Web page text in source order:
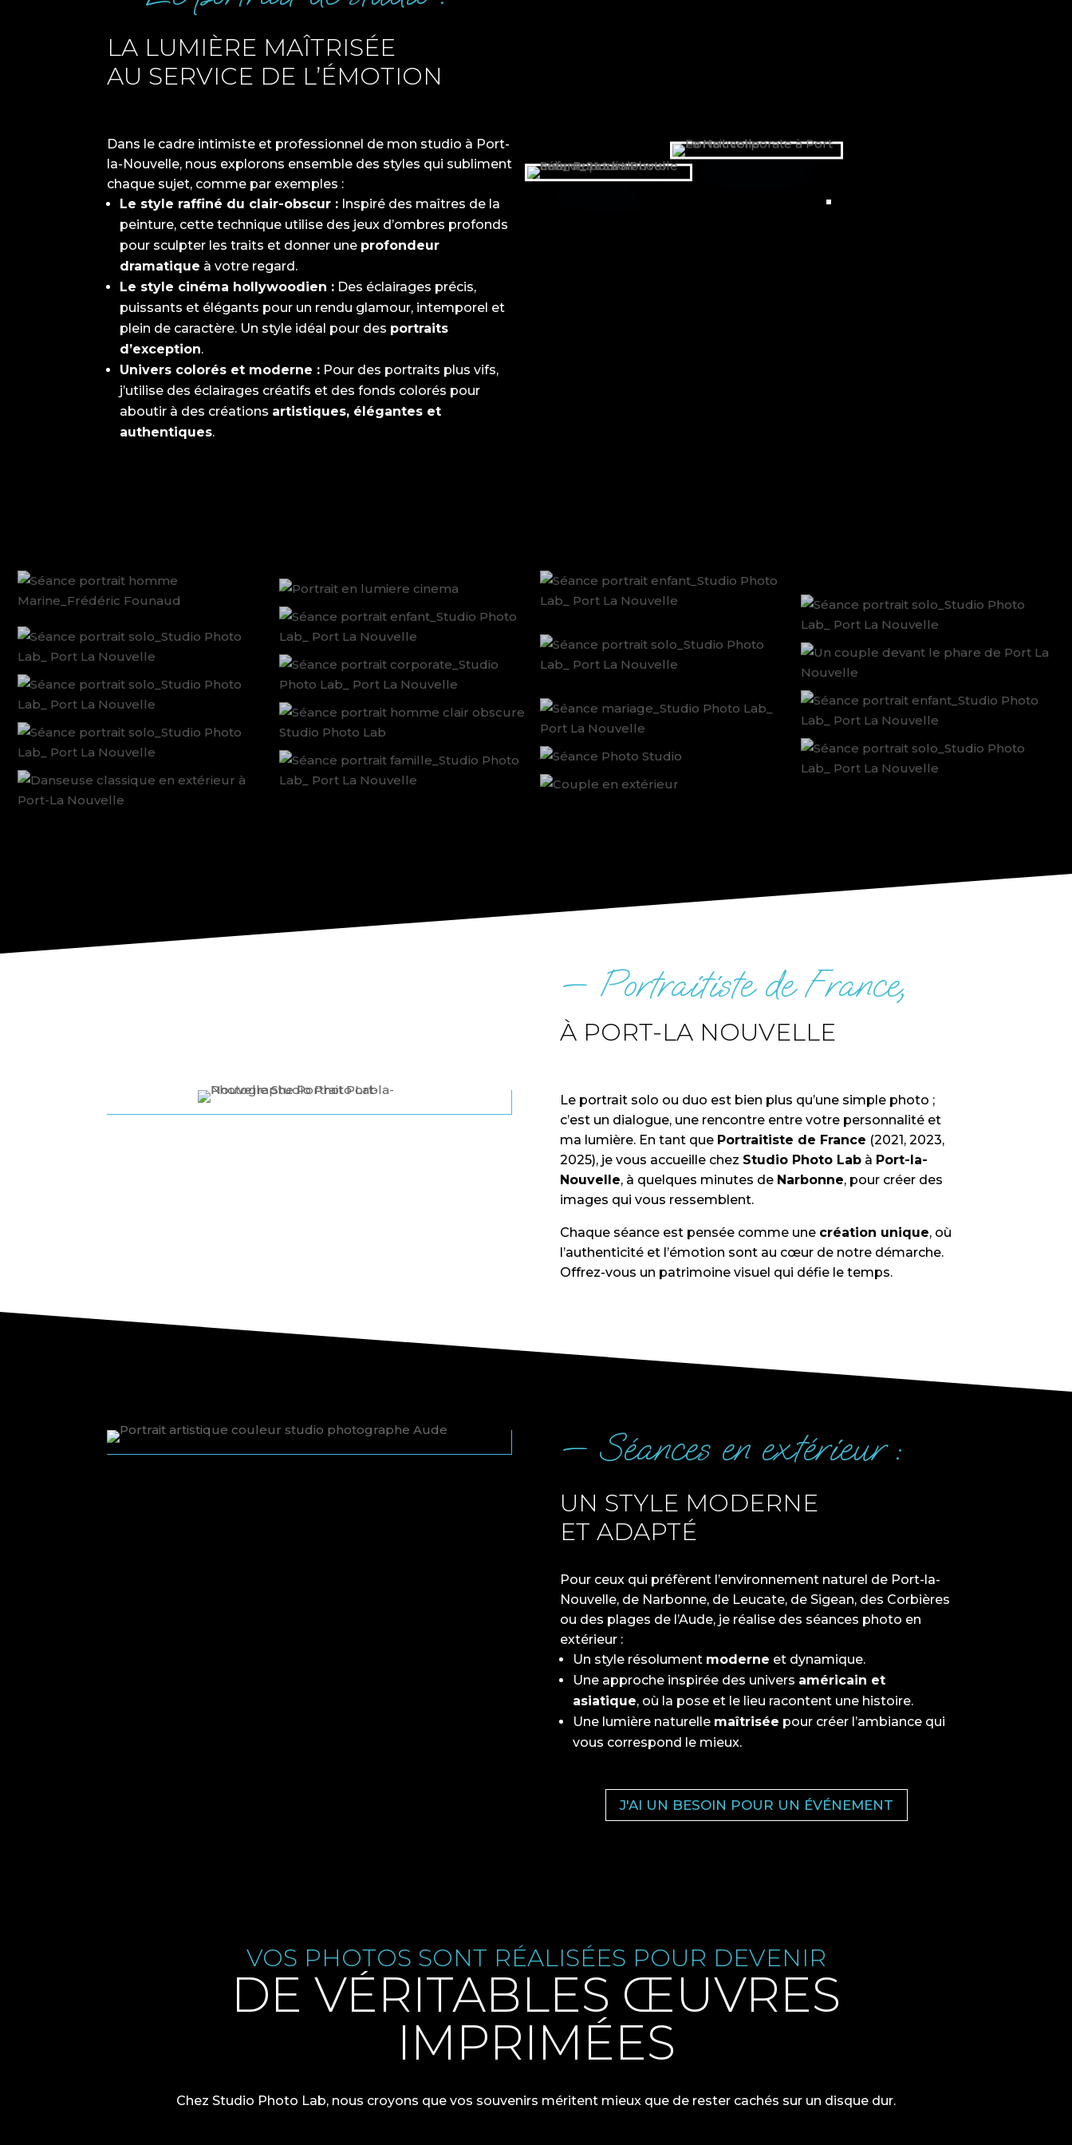
LA LUMIÈRE MAÎTRISÉE
AU SERVICE DE L’ÉMOTION
Dans le cadre intimiste et professionnel de mon studio à Port-
la-Nouvelle, nous explorons ensemble des styles qui subliment
chaque sujet, comme par exemples :
Le style raffiné du clair-obscur : Inspiré des maîtres de la
peinture, cette technique utilise des jeux d’ombres profonds
pour sculpter les traits et donner une profondeur
dramatique à votre regard.
Le style cinéma hollywoodien : Des éclairages précis,
puissants et élégants pour un rendu glamour, intemporel et
plein de caractère. Un style idéal pour des portraits
d’exception.
Univers colorés et moderne : Pour des portraits plus vifs,
j’utilise des éclairages créatifs et des fonds colorés pour
aboutir à des créations artistiques, élégantes et
authentiques.
— Portraitiste de France,
À PORT-LA NOUVELLE
Le portrait solo ou duo est bien plus qu’une simple photo ;
c’est un dialogue, une rencontre entre votre personnalité et
ma lumière. En tant que Portraitiste de France (2021, 2023,
2025), je vous accueille chez Studio Photo Labà Port-la-
Nouvelle, à quelques minutes de Narbonne, pour créer des
images qui vous ressemblent.
Chaque séance est pensée comme une création unique, où
l’authenticité et l’émotion sont au cœur de notre démarche.
Offrez-vous un patrimoine visuel qui défie le temps.
— Séances en extérieur :
UN STYLE MODERNE
ET ADAPTÉ
Pour ceux qui préfèrent l’environnement naturel de Port-la-
Nouvelle, de Narbonne, de Leucate, de Sigean, des Corbières
ou des plages de l’Aude, je réalise des séances photo en
extérieur :
Un style résolument moderne et dynamique.
Une approche inspirée des univers américain et
asiatique, où la pose et le lieu racontent une histoire.
Une lumière naturelle maîtrisée pour créer l’ambiance qui
vous correspond le mieux.
J'AI UN BESOIN POUR UN ÉVÉNEMENT
VOS PHOTOS SONT RÉALISÉES POUR DEVENIR
DE VÉRITABLES ŒUVRES
IMPRIMÉES
Chez Studio Photo Lab, nous croyons que vos souvenirs méritent mieux que de rester cachés sur un disque dur.